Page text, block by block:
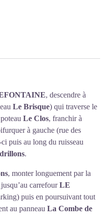
, descendre à
Le Brisque) qui traverse le
Le Clos, franchir à
à gauche (rue des
puis au long du ruisseau
.
, monter longuement par la
carrefourLE
puis en poursuivant tout
au panneau La Combe de